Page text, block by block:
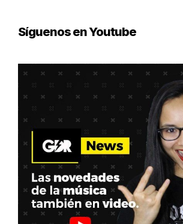
Síguenos en Youtube